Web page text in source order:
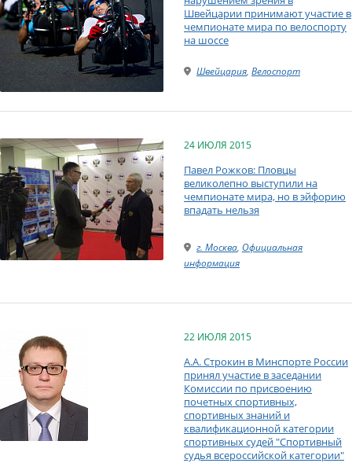
Швейцарии принимают участие в
чемпионате мира по велоспорту
на шоссе
Швейцария, Велоспорт
24 ИЮЛЯ 2015
Павел Рожков: Пловцы
великолепно выступили на
чемпионате мира, но в эйфорию
впадать нельзя
г. Москва, Официальная
информация
22 ИЮЛЯ 2015
А.А. Строкин в Минспорте России
принял участие в заседании
Комиссии по присвоению
почетных спортивных,
спортивных знаний и
квалификационной категории
спортивных судей "Спортивный
судья всероссийской категории"